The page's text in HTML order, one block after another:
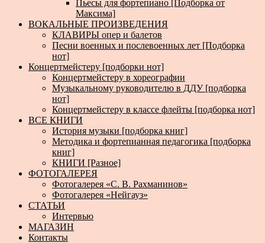
Пьесы для фортепиано [Подборка от
Максима]
ВОКАЛЬНЫЕ ПРОИЗВЕДЕНИЯ
КЛАВИРЫ опер и балетов
Песни военных и послевоенных лет [Подборка
нот]
Концертмейстеру [подборки нот]
Концертмейстеру в хореографии
Музыкальному руководителю в ДДУ [подборка
нот]
Концертмейстеру в классе флейты [подборка нот]
ВСЕ КНИГИ
История музыки [подборка книг]
Методика и фортепианная педагогика [подборка
книг]
КНИГИ [Разное]
ФОТОГАЛЕРЕЯ
Фотогалерея «С. В. Рахманинов»
Фотогалерея «Нейгауз»
СТАТЬИ
Интервью
МАГАЗИН
Контакты